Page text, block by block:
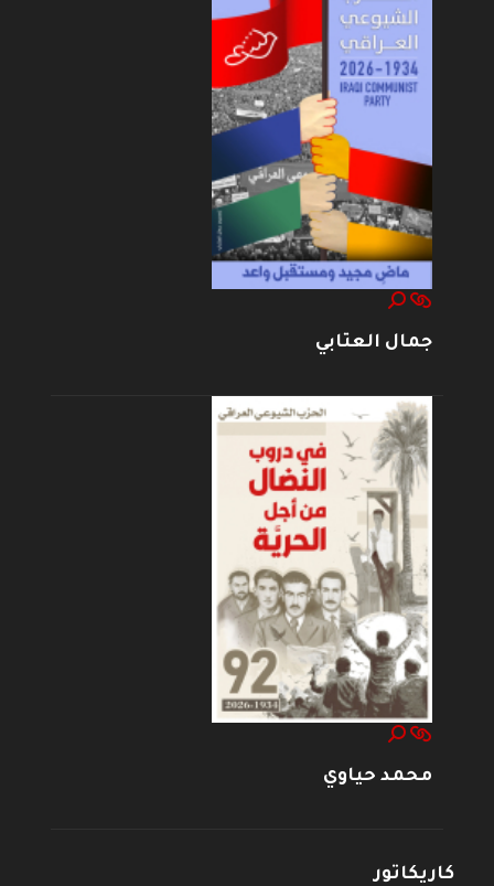
جمال العتابي
محمد حياوي
كاريكاتور